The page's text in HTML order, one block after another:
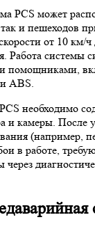
PCS может
и пешеходов
от 10 км/ч
Работа системы
помощниками,
ABS.
необходимо
и камеры. После
(например,
в работе,